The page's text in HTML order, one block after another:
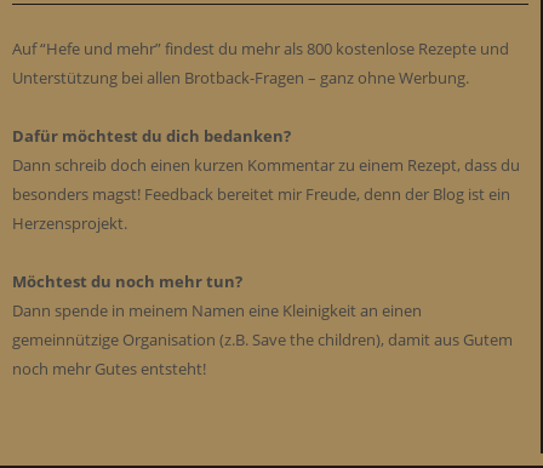
Auf “Hefe und mehr” findest du mehr als 800 kostenlose Rezepte und
Unterstützung bei allen Brotback-Fragen – ganz ohne Werbung.
Dafür möchtest du dich bedanken?
Dann schreib doch einen kurzen Kommentar zu einem Rezept, dass du
besonders magst! Feedback bereitet mir Freude, denn der Blog ist ein
Herzensprojekt.
Möchtest du noch mehr tun?
Dann spende in meinem Namen eine Kleinigkeit an einen
gemeinnützige Organisation (z.B. Save the children), damit aus Gutem
noch mehr Gutes entsteht!